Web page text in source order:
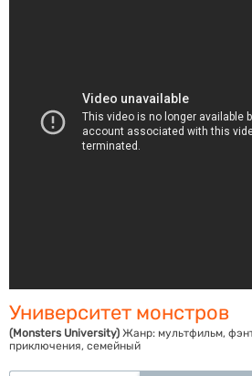
Университет монстров
(Monsters University) Жанр: мультфильм,
приключения, семейный